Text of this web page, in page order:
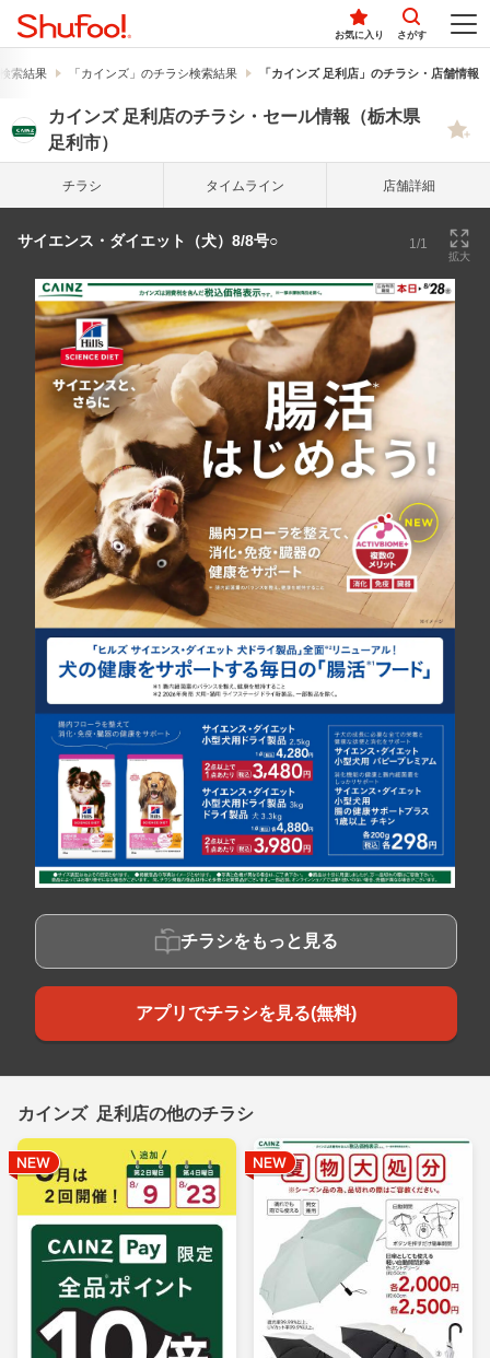
お気に入り さがす
索結果 「カインズ」のチラシ検索結果 「カインズ 足利店」のチラシ・店舗情報
カインズ 足利店のチラシ・セール情報（栃木県
足利市）
チラシ タイム ライン 店舗詳細
サイエンス・ダイエット（犬）8/8号○ 1/1
拡大
チラシをもっと見る
アプリでチラシを見る(無料)
カインズ 足利店の他のチラシ